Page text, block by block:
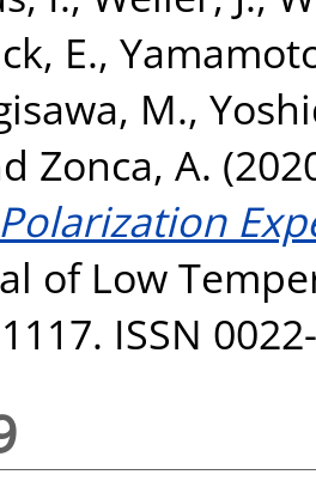
E.,
M.,
Zonca, A.
of Low
ISSN